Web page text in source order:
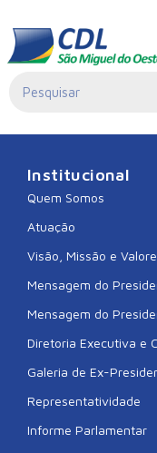
CDL
Institucional
Quem Somos
Atuação
Visão, Missão e
Mensagem do
Mensagem do
Diretoria Executiva e
Galeria de Ex-
Representatividade
Informe Parlamentar